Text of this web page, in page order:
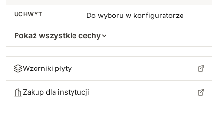
UCHWYT Do wyboru w konfiguratorze
Pokaż wszystkie cechy
Wzorniki płyty
Zakup dla instytucji